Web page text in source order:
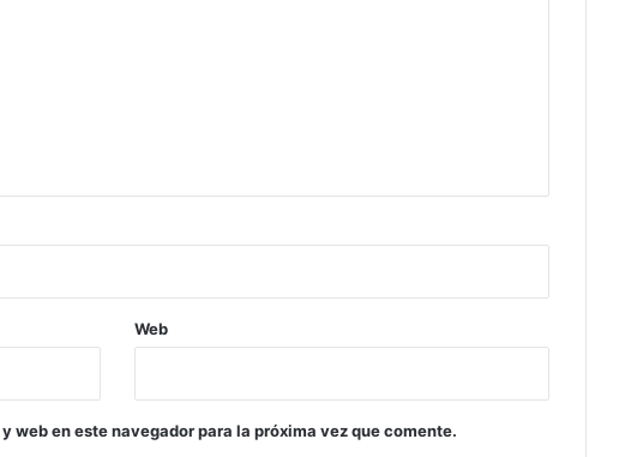
Web
web en este navegador para la próxima vez que comente.